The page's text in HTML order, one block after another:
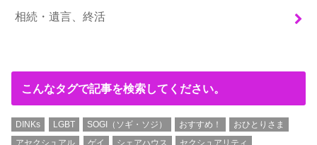
相続・遺言、終活
こんなタグで記事を検索してください。
DINKs LGBT SOGI（ソギ・ソジ） おすすめ！
おひとりさま